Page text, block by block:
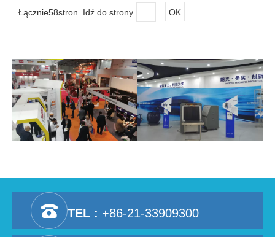
Łącznie58stron Idź do strony OK
TEL : +86-21-33909300